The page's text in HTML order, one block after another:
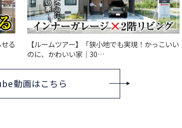
る
【ルームツアー】「狭小地でも実現！かっこいい
のに、かわいい家｜30…
動画はこちら